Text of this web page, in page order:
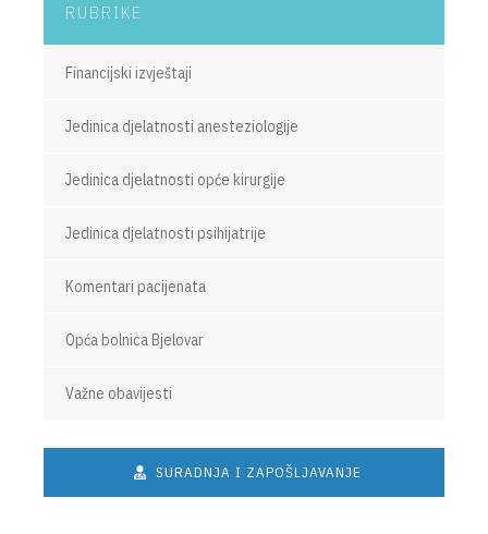
RUBRIKE
Financijski izvještaji
Jedinica djelatnosti anesteziologije
Jedinica djelatnosti opće kirurgije
Jedinica djelatnosti psihijatrije
Komentari pacijenata
Opća bolnica Bjelovar
Važne obavijesti
SURADNJA I ZAPOŠLJAVANJE